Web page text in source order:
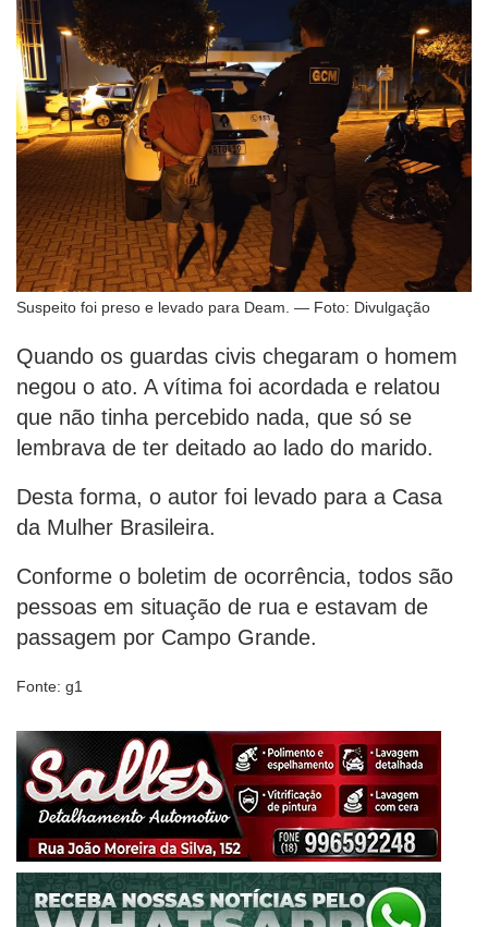
Suspeito foi preso e levado para Deam. — Foto: Divulgação
Quando os guardas civis chegaram o homem
negou o ato. A vítima foi acordada e relatou
que não tinha percebido nada, que só se
lembrava de ter deitado ao lado do marido.
Desta forma, o autor foi levado para a Casa
da Mulher Brasileira.
Conforme o boletim de ocorrência, todos são
pessoas em situação de rua e estavam de
passagem por Campo Grande.
Fonte: g1